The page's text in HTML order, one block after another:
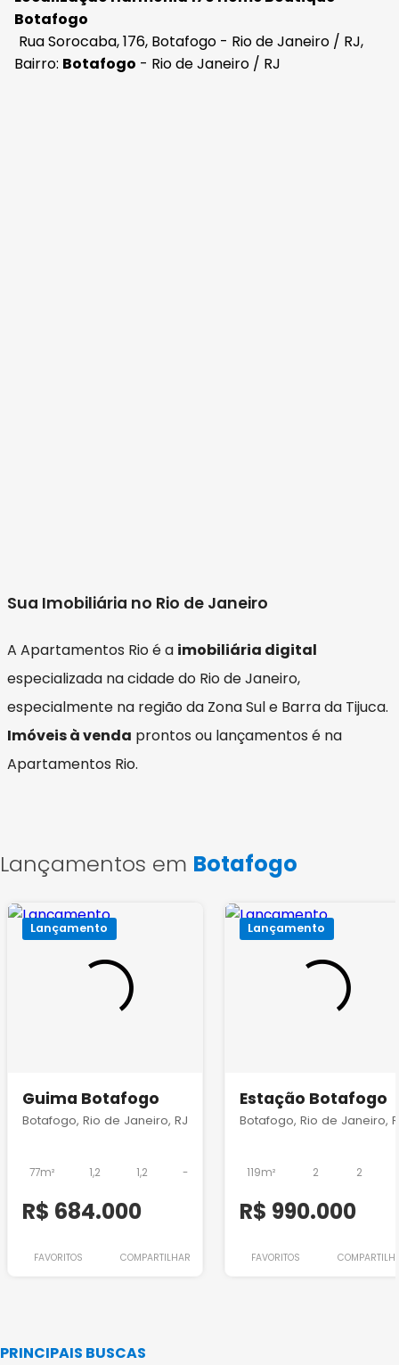
Botafogo
Rua Sorocaba, 176, Botafogo - Rio de Janeiro / RJ,
Bairro: Botafogo - Rio de Janeiro / RJ
Sua Imobiliária no Rio de Janeiro
A Apartamentos Rio é a imobiliária digital
especializada na cidade do Rio de Janeiro,
especialmente na região da Zona Sul e Barra da Tijuca.
Imóveis à venda prontos ou lançamentos é na
Apartamentos Rio.
Lançamentos em Botafogo
Lançamento
Guima Botafogo
Botafogo, Rio de Janeiro, RJ
77m² 1,2 1,2 -
R$ 684.000
FAVORITOS COMPARTILHAR
Lançamento
Estação Botafogo
Botafogo, Rio de Janeiro,
119m² 2 2
R$ 990.000
FAVORITOS
PRINCIPAIS BUSCAS